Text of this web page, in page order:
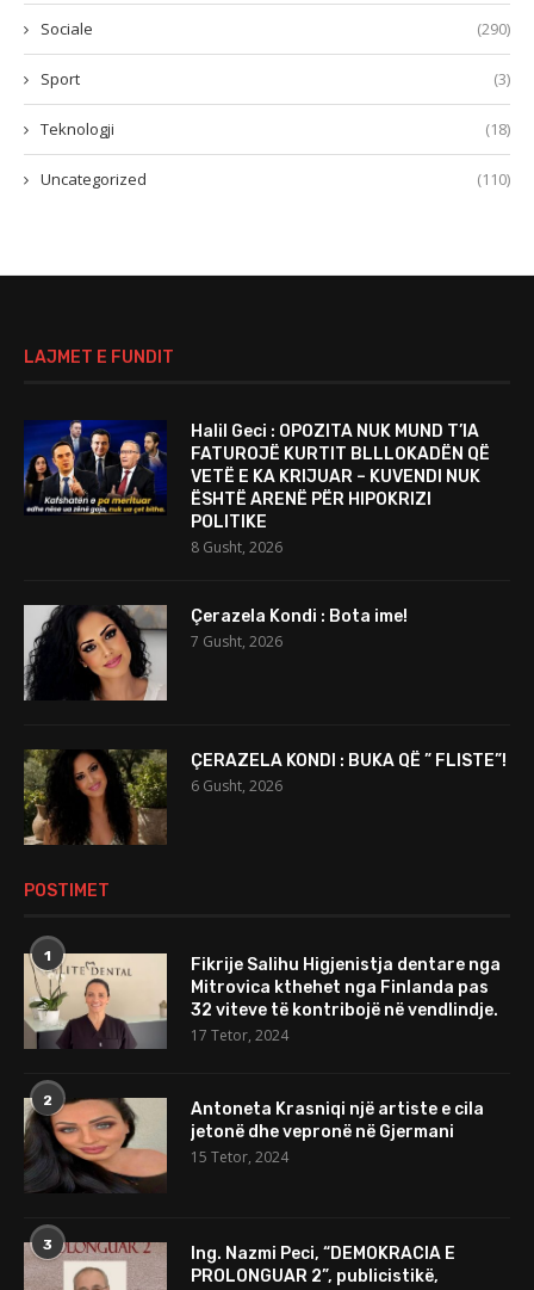
Sociale (290)
Sport (3)
Teknologji (18)
Uncategorized (110)
LAJMET E FUNDIT
Halil Geci : OPOZITA NUK MUND T’IA
FATUROJË KURTIT BLLLOKADËN QË
VETË E KA KRIJUAR – KUVENDI NUK
ËSHTË ARENË PËR HIPOKRIZI
POLITIKE
8 Gusht, 2026
Çerazela Kondi : Bota ime!
7 Gusht, 2026
ÇERAZELA KONDI : BUKA QË ” FLISTE”!
6 Gusht, 2026
POSTIMET
1
Fikrije Salihu Higjenistja dentare nga
Mitrovica kthehet nga Finlanda pas
32 viteve të kontribojë në vendlindje.
17 Tetor, 2024
2
Antoneta Krasniqi një artiste e cila
jetonë dhe vepronë në Gjermani
15 Tetor, 2024
3
Ing. Nazmi Peci, “DEMOKRACIA E
PROLONGUAR 2”, publicistikë,